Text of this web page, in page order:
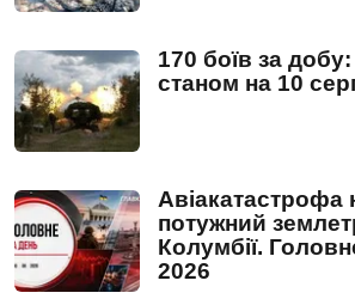
170 боїв за
станом на 10
Авіакатастрофа
потужний
Колумбії.
2026